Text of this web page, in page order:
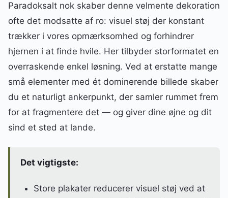
Paradoksalt nok skaber denne velmente dekoration
ofte det modsatte af ro: visuel støj der konstant
trækker i vores opmærksomhed og forhindrer
hjernen i at finde hvile. Her tilbyder storformatet en
overraskende enkel løsning. Ved at erstatte mange
små elementer med ét dominerende billede skaber
du et naturligt ankerpunkt, der samler rummet frem
for at fragmentere det — og giver dine øjne og dit
sind et sted at lande.
Det vigtigste:
Store plakater reducerer visuel støj ved at